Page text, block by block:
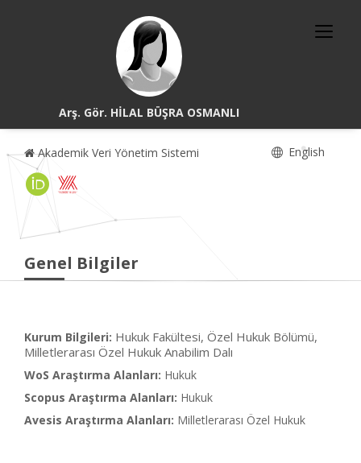
Arş. Gör. HİLAL BÜŞRA OSMANLI
Akademik Veri Yönetim Sistemi English
Genel Bilgiler
Kurum Bilgileri: Hukuk Fakültesi, Özel Hukuk Bölümü,
Milletlerarası Özel Hukuk Anabilim Dalı
WoS Araştırma Alanları: Hukuk
Scopus Araştırma Alanları: Hukuk
Avesis Araştırma Alanları: Milletlerarası Özel Hukuk